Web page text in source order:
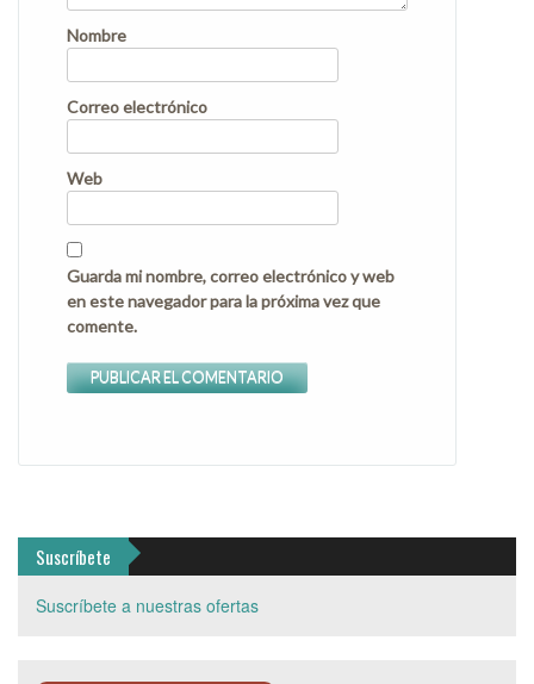
Nombre
Correo electrónico
Web
Guarda mi nombre, correo electrónico y web
en este navegador para la próxima vez que
comente.
Suscríbete
Suscríbete a nuestras ofertas